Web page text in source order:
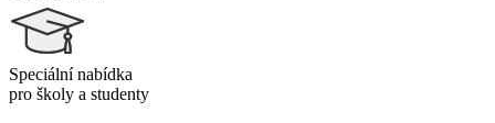
Speciální nabídka
pro školy a studenty